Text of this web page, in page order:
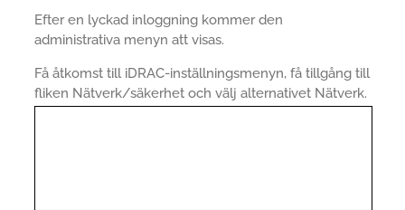
Efter en lyckad inloggning kommer den
administrativa menyn att visas.
Få åtkomst till iDRAC-inställningsmenyn, få tillgång till
fliken Nätverk/säkerhet och välj alternativet Nätverk.